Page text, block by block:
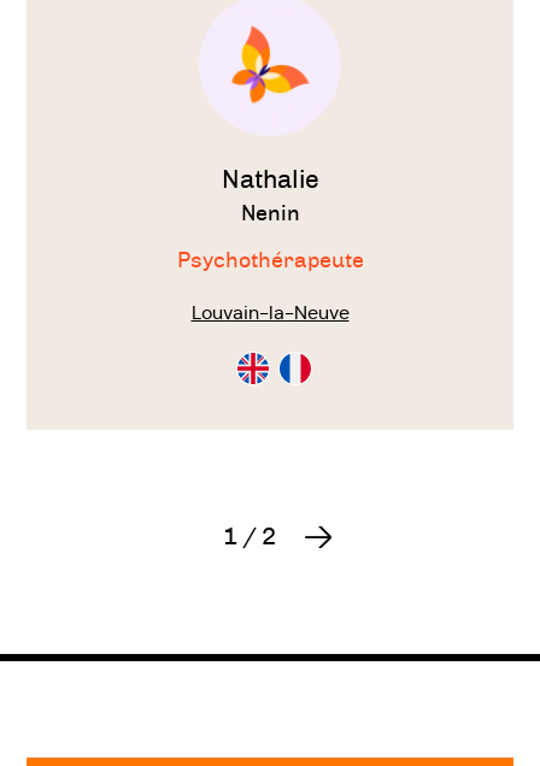
Nathalie
Nenin
Psychothérapeute
Louvain-la-Neuve
Consultation
en
Consultation
en
1 / 2